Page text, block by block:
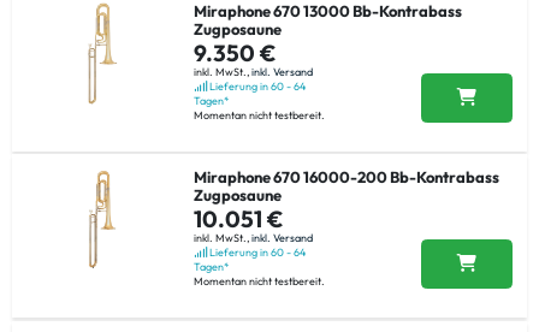
Miraphone 670 13000 Bb-Kontrabass
Zugposaune
9.350 €
inkl. MwSt., inkl. Versand
Lieferung in 60 - 64
Tagen*
Momentan nicht testbereit.
Miraphone 670 16000-200 Bb-Kontrabass
Zugposaune
10.051 €
inkl. MwSt.,inkl. Versand
Lieferung in 60 - 64
Tagen*
Momentan nicht testbereit.